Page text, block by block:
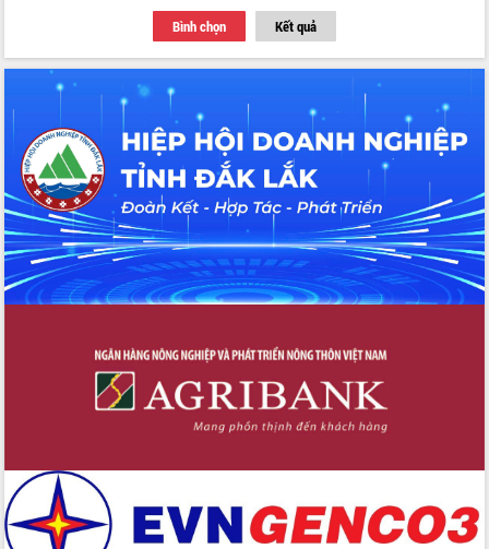
với Tập đoàn Bưu chính Viễn thông
Thứ trưởng Bộ Y tế làm việc với tỉnh
Đắk Lắk về phát triển nhân lực y tế
cho trạm y tế cấp xã
Du lịch Đắk Lắk nâng tầm trải nghiệm
du khách thông qua Hệ thống cơ sở dữ
liệu và Bản đồ số
Tập huấn ứng dụng trí tuệ nhân tạo (AI)
trong thương mại điện tử năm 2026
Đoàn đại biểu Quốc hội tỉnh Đắk Lắk
trao đổi thông tin trước Kỳ họp thứ
nhất, Quốc hội khóa XVI
thông nguồn lực phát triển
Nâng cao hiệu lực, hiệu quả HĐND
tỉnh thông qua hiện đại hóa hành chính
Xã Ea Phê gắn cải cách hành chính với
Phó Chủ tịch Thường trực UBND tỉnh
Hồ Thị Nguyên Thảo làm việc tại Trung
tâm Phục vụ hành chính công xã Ea
Phê
Bình chọn Kết quả